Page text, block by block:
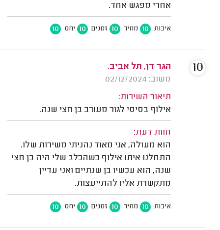
אחרי מפגש אחד.
איכות 10 מחיר 10 זמנים 10 יחס 10
הגר דן, תל אביב.
משוב: 02/12/2024
תיאור השירות:
אילוף בסיסי לגור מעורב בן חצי שנה.
חוות דעת:
הוא מעולה, אני מאוד נהניתי משירות שלו.
התחלנו איתו אילוף כשהכלב שלי היה בן חצי
שנה, הוא עכשיו בן שנתיים ואני עדיין
מתקשרת אליו להתייעצות.
איכות 10 מחיר 10 זמנים 10 יחס 10
10